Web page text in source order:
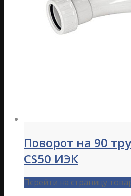
Поворот на 90
CS50 ИЭК
Перейти на страницу